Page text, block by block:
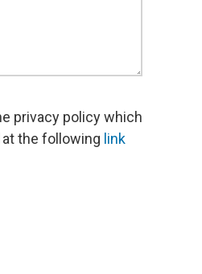
privacy policy which
the following link